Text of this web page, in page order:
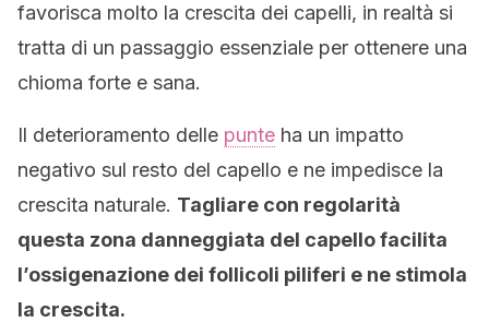
favorisca molto la crescita dei capelli, in realtà si
tratta di un passaggio essenziale per ottenere una
chioma forte e sana.
Il deterioramento delle punte ha un impatto
negativo sul resto del capello e ne impedisce la
crescita naturale. Tagliare con regolarità
questa zona danneggiata del capello facilita
l’ossigenazione dei follicoli piliferi e ne stimola
la crescita.